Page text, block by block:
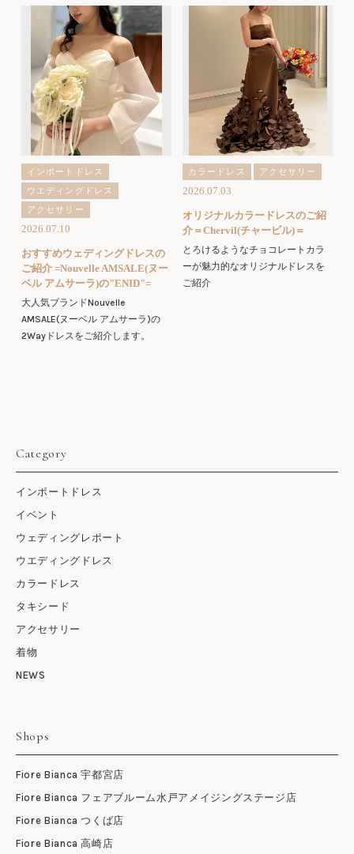
インポートドレス
ウエディングドレス
アクセサリー
2026.07.10
おすすめウェディングドレスの
ご紹介 =Nouvelle AMSALE(ヌー
ベル アムサーラ)の"ENID"=
大人気ブランドNouvelle
AMSALE(ヌーベル アムサーラ)の
2Wayドレスをご紹介します。
カラードレス アクセサリー
2026.07.03
オリジナルカラードレスのご紹
介＝Chervil(チャービル)＝
とろけるようなチョコレートカラ
ーが魅力的なオリジナルドレスを
ご紹介
Category
インポートドレス
イベント
ウェディングレポート
ウエディングドレス
カラードレス
タキシード
アクセサリー
着物
NEWS
Shops
Fiore Bianca 宇都宮店
Fiore Bianca フェアブルーム水戸アメイジングステージ店
Fiore Bianca つくば店
Fiore Bianca 高崎店